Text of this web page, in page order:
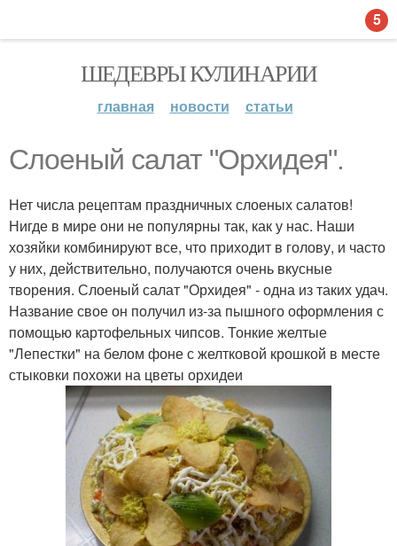
ШЕДЕВРЫ КУЛИНАРИИ
главная новости статьи
Слоеный салат "Орхидея".
Нет числа рецептам праздничных слоеных салатов!
Нигде в мире они не популярны так, как у нас. Наши
хозяйки комбинируют все, что приходит в голову, и часто
у них, действительно, получаются очень вкусные
творения. Слоеный салат "Орхидея" - одна из таких удач.
Название свое он получил из-за пышного оформления с
помощью картофельных чипсов. Тонкие желтые
"Лепестки" на белом фоне с желтковой крошкой в месте
стыковки похожи на цветы орхидеи
5